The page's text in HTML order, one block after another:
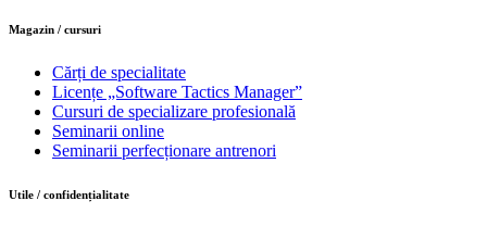
Magazin / cursuri
Cărți de specialitate
Licențe „Software Tactics Manager”
Cursuri de specializare profesională
Seminarii online
Seminarii perfecționare antrenori
Utile / confidențialitate